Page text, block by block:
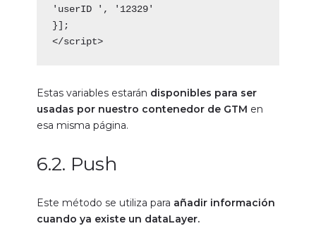
'userID ', '12329'
}];
</script>
Estas variables estarán disponibles para ser
usadas por nuestro contenedor de GTM en
esa misma página.
6.2. Push
Este método se utiliza para añadir información
cuando ya existe un dataLayer.